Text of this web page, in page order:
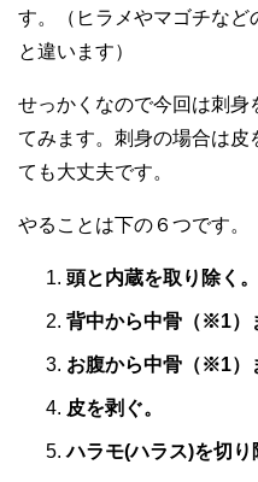
す。（ヒラメやマゴチなど
と違います）
せっかくなので今回は刺身
てみます。刺身の場合は皮
ても大丈夫です。
やることは下の６つです。
頭と内蔵を取り除く。
背中から中骨（※1）
お腹から中骨（※1）
皮を剥ぐ。
ハラモ(ハラス)を切り